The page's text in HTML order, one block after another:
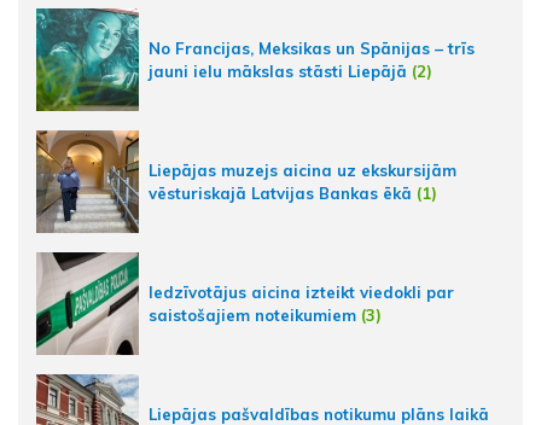
No Francijas, Meksikas un Spānijas – trīs
jauni ielu mākslas stāsti Liepājā (2)
Liepājas muzejs aicina uz ekskursijām
vēsturiskajā Latvijas Bankas ēkā (1)
Iedzīvotājus aicina izteikt viedokli par
saistošajiem noteikumiem (3)
Liepājas pašvaldības notikumu plāns laikā